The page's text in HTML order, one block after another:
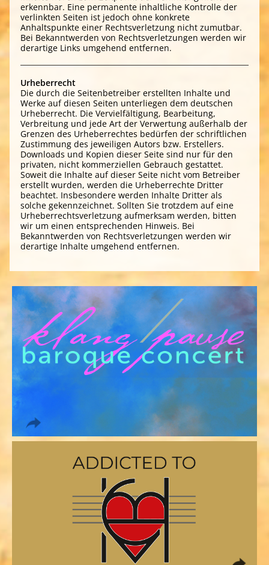
erkennbar. Eine permanente inhaltliche Kontrolle der
verlinkten Seiten ist jedoch ohne konkrete
Anhaltspunkte einer Rechtsverletzung nicht zumutbar.
Bei Bekanntwerden von Rechtsverletzungen werden wir
derartige Links umgehend entfernen.
Urheberrecht
Die durch die Seitenbetreiber erstellten Inhalte und
Werke auf diesen Seiten unterliegen dem deutschen
Urheberrecht. Die Vervielfältigung, Bearbeitung,
Verbreitung und jede Art der Verwertung außerhalb der
Grenzen des Urheberrechtes bedürfen der schriftlichen
Zustimmung des jeweiligen Autors bzw. Erstellers.
Downloads und Kopien dieser Seite sind nur für den
privaten, nicht kommerziellen Gebrauch gestattet.
Soweit die Inhalte auf dieser Seite nicht vom Betreiber
erstellt wurden, werden die Urheberrechte Dritter
beachtet. Insbesondere werden Inhalte Dritter als
solche gekennzeichnet. Sollten Sie trotzdem auf eine
Urheberrechtsverletzung aufmerksam werden, bitten
wir um einen entsprechenden Hinweis. Bei
Bekanntwerden von Rechtsverletzungen werden wir
derartige Inhalte umgehend entfernen.